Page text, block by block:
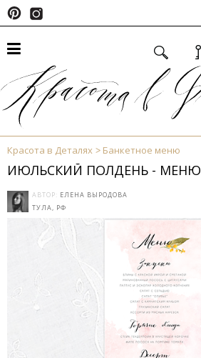
Красота в Деталях Банкетное меню
ИЮЛЬСКИЙ ПОЛДЕНЬ - МЕНЮ
АВТОР: ЕЛЕНА ВЫРОДОВА
ТУЛА, РФ